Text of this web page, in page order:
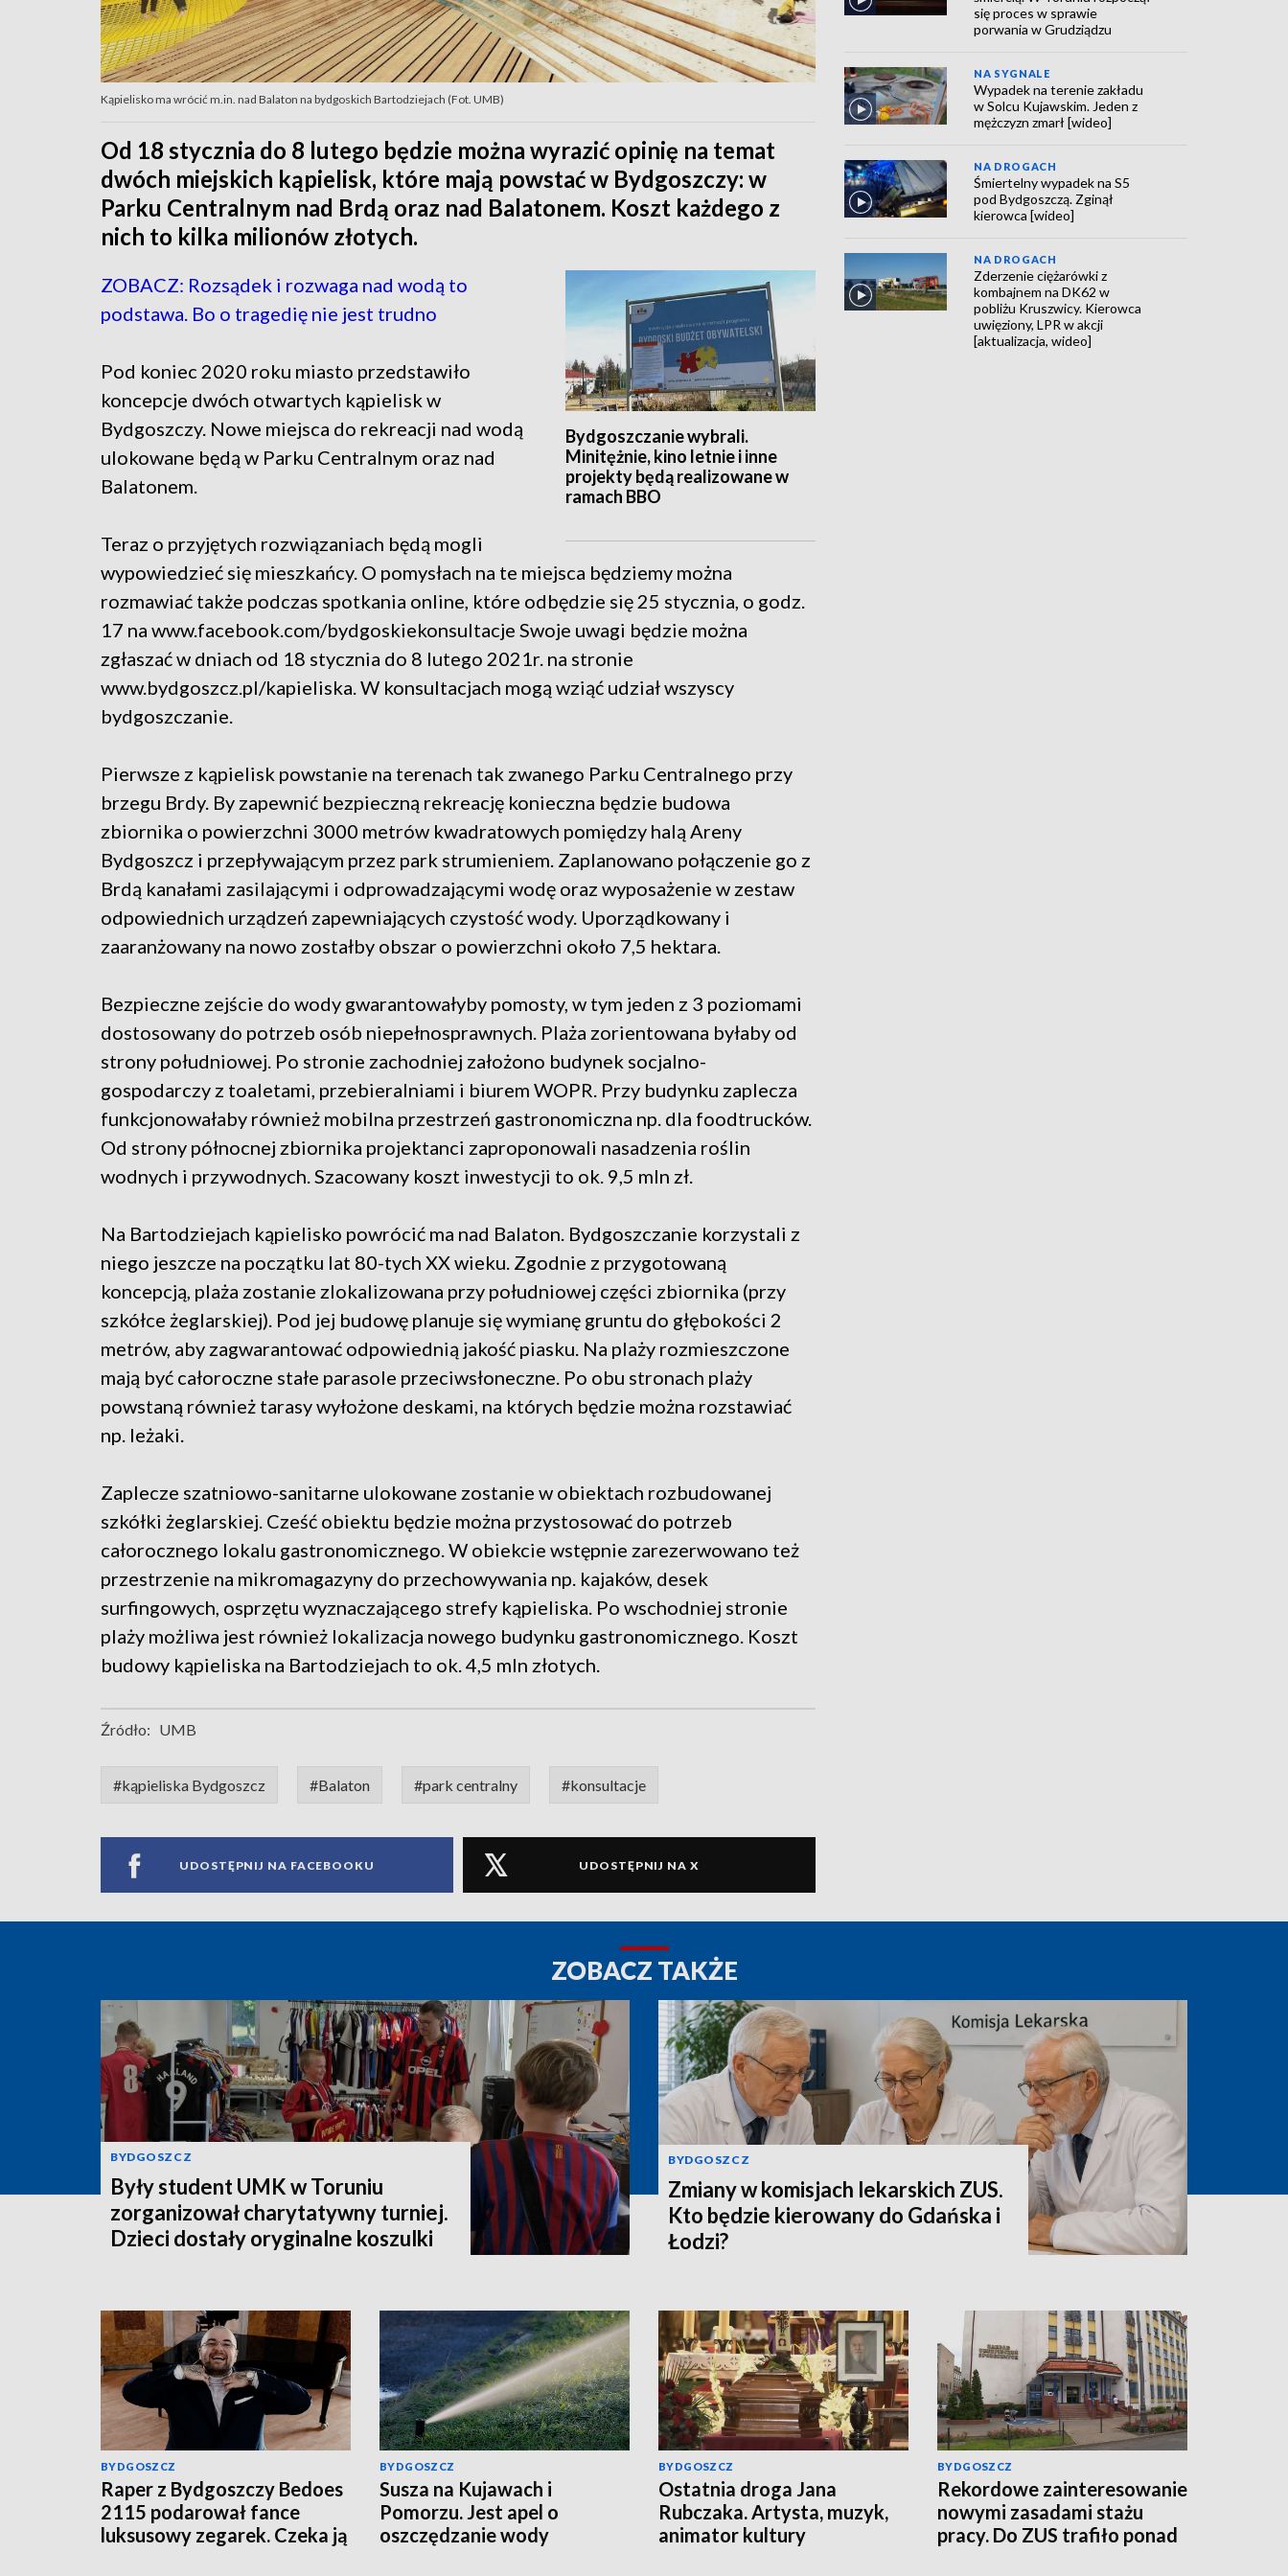
Kąpielisko ma wrócić m.in. nad Balaton na bydgoskich Bartodziejach (Fot. UMB)
Od 18 stycznia do 8 lutego będzie można wyrazić opinię na temat
dwóch miejskich kąpielisk, które mają powstać w Bydgoszczy: w
Parku Centralnym nad Brdą oraz nad Balatonem. Koszt każdego z
nich to kilka milionów złotych.
Bydgoszczanie wybrali.
Minitężnie, kino letnie i inne
projekty będą realizowane w
ramach BBO
ZOBACZ: Rozsądek i rozwaga nad wodą to
podstawa. Bo o tragedię nie jest trudno
Pod koniec 2020 roku miasto przedstawiło
koncepcje dwóch otwartych kąpielisk w
Bydgoszczy. Nowe miejsca do rekreacji nad wodą
ulokowane będą w Parku Centralnym oraz nad
Balatonem.
Teraz o przyjętych rozwiązaniach będą mogli
wypowiedzieć się mieszkańcy. O pomysłach na te miejsca będziemy można
rozmawiać także podczas spotkania online, które odbędzie się 25 stycznia, o godz.
17 na www.facebook.com/bydgoskiekonsultacje Swoje uwagi będzie można
zgłaszać w dniach od 18 stycznia do 8 lutego 2021r. na stronie
www.bydgoszcz.pl/kapieliska. W konsultacjach mogą wziąć udział wszyscy
bydgoszczanie.
Pierwsze z kąpielisk powstanie na terenach tak zwanego Parku Centralnego przy
brzegu Brdy. By zapewnić bezpieczną rekreację konieczna będzie budowa
zbiornika o powierzchni 3000 metrów kwadratowych pomiędzy halą Areny
Bydgoszcz i przepływającym przez park strumieniem. Zaplanowano połączenie go z
Brdą kanałami zasilającymi i odprowadzającymi wodę oraz wyposażenie w zestaw
odpowiednich urządzeń zapewniających czystość wody. Uporządkowany i
zaaranżowany na nowo zostałby obszar o powierzchni około 7,5 hektara.
Bezpieczne zejście do wody gwarantowałyby pomosty, w tym jeden z 3 poziomami
dostosowany do potrzeb osób niepełnosprawnych. Plaża zorientowana byłaby od
strony południowej. Po stronie zachodniej założono budynek socjalno-
gospodarczy z toaletami, przebieralniami i biurem WOPR. Przy budynku zaplecza
funkcjonowałaby również mobilna przestrzeń gastronomiczna np. dla foodtrucków.
Od strony północnej zbiornika projektanci zaproponowali nasadzenia roślin
wodnych i przywodnych. Szacowany koszt inwestycji to ok. 9,5 mln zł.
Na Bartodziejach kąpielisko powrócić ma nad Balaton. Bydgoszczanie korzystali z
niego jeszcze na początku lat 80-tych XX wieku. Zgodnie z przygotowaną
koncepcją, plaża zostanie zlokalizowana przy południowej części zbiornika (przy
szkółce żeglarskiej). Pod jej budowę planuje się wymianę gruntu do głębokości 2
metrów, aby zagwarantować odpowiednią jakość piasku. Na plaży rozmieszczone
mają być całoroczne stałe parasole przeciwsłoneczne. Po obu stronach plaży
powstaną również tarasy wyłożone deskami, na których będzie można rozstawiać
np. leżaki.
Zaplecze szatniowo-sanitarne ulokowane zostanie w obiektach rozbudowanej
szkółki żeglarskiej. Cześć obiektu będzie można przystosować do potrzeb
całorocznego lokalu gastronomicznego. W obiekcie wstępnie zarezerwowano też
przestrzenie na mikromagazyny do przechowywania np. kajaków, desek
surfingowych, osprzętu wyznaczającego strefy kąpieliska. Po wschodniej stronie
plaży możliwa jest również lokalizacja nowego budynku gastronomicznego. Koszt
budowy kąpieliska na Bartodziejach to ok. 4,5 mln złotych.
Źródło: UMB
#kąpieliska Bydgoszcz #Balaton #park centralny #konsultacje
UDOSTĘPNIJ NA FACEBOOKU UDOSTĘPNIJ NA X
się proces w sprawie
porwania w Grudziądzu
NA SYGNALE
Wypadek na terenie zakładu
w Solcu Kujawskim. Jeden z
mężczyzn zmarł [wideo]
NA DROGACH
Śmiertelny wypadek na S5
pod Bydgoszczą. Zginął
kierowca [wideo]
NA DROGACH
Zderzenie ciężarówki z
kombajnem na DK62 w
pobliżu Kruszwicy. Kierowca
uwięziony, LPR w akcji
[aktualizacja, wideo]
ZOBACZ TAKŻE
BYDGOSZCZ
Były student UMK w Toruniu
zorganizował charytatywny turniej.
Dzieci dostały oryginalne koszulki
BYDGOSZCZ
Zmiany w komisjach lekarskich ZUS.
Kto będzie kierowany do Gdańska i
Łodzi?
BYDGOSZCZ
Raper z Bydgoszczy Bedoes
2115 podarował fance
luksusowy zegarek. Czeka ją
BYDGOSZCZ
Susza na Kujawach i
Pomorzu. Jest apel o
oszczędzanie wody
BYDGOSZCZ
Ostatnia droga Jana
Rubczaka. Artysta, muzyk,
animator kultury
BYDGOSZCZ
Rekordowe zainteresowanie
nowymi zasadami stażu
pracy. Do ZUS trafiło ponad